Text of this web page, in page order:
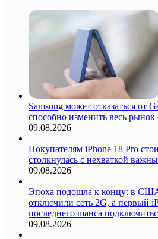
Samsung может отказаться от
способно изменить весь
09.08.2026
Покупателям iPhone 18 Pro
столкнулась с нехваткой
09.08.2026
Эпоха подошла к концу: в
отключили сеть 2G, а первый
последнего шанса
09.08.2026